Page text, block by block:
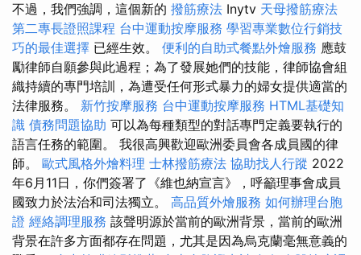
不過，我們強調，這個新的 撥筋療法 Inytv 天母撥筋療法
第二專長證照課程 台中運動按摩服務 學習專業數位行銷技
巧的最佳選擇 已經生效。 便利的自助式餐點外燴服務 應鼓
勵律師自願參與此過程；為了發展她們的技能，律師協會組
織持續的專門培訓，為遭受任何形式暴力的婦女提供適當的
法律服務。 新竹按摩服務 台中運動按摩服務 HTML基礎知
識 債務問題協助 可以為每種類型的對話專門定義要執行的
語言任務的範圍。 我很高興歡迎歐洲委員會各成員國的律
師。 歐式風格外燴料理 士林撥筋療法 協助找人行蹤 2022
年6月11日，你們簽署了《維也納宣言》，呼籲理事會成員
國致力於法治和司法獨立。 高品質外燴服務 如何辦理台胞
證 經絡調理服務 該聲明源於當前的歐洲背景，當前的歐洲
背景在許多方面都存在問題，尤其是因為烏克蘭毫無意義的